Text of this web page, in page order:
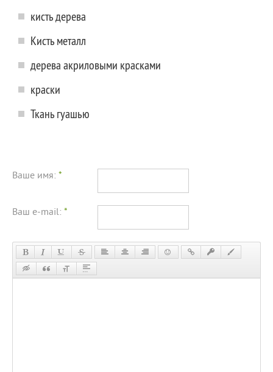
кисть дерева
Кисть металл
дерева акриловыми красками
краски
Ткань гуашью
Ваше имя: *
Ваш e-mail: *